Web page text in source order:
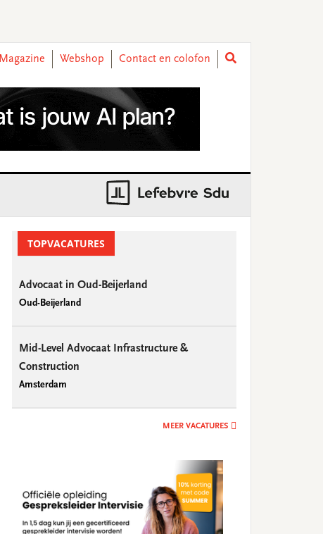
Magazine Webshop Contact en colofon
SidebarTOPVACATURES
Advocaat in Oud-Beijerland
Oud-Beijerland
Mid-Level Advocaat Infrastructure &
Construction
Amsterdam
MEER VACATURES